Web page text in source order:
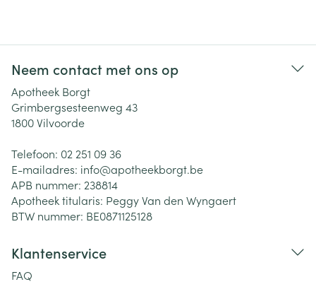
Neem contact met ons op
Apotheek Borgt
Grimbergsesteenweg 43
1800Vilvoorde
Telefoon: 02 251 09 36
E-mailadres: info@apotheekborgt.be
APB nummer: 238814
Apotheek titularis: Peggy Van den Wyngaert
BTW nummer: BE0871125128
Klantenservice
FAQ